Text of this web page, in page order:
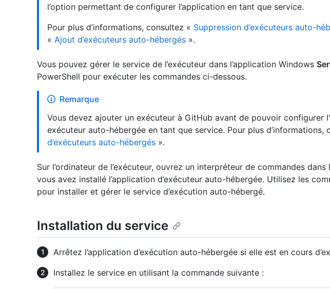
l’option permettant de configurer l’application en tant que service.
Pour plus d’informations, consultez « Suppression d’exécuteurs auto-
« Ajout d’exécuteurs auto-hébergés ».
Vous pouvez gérer le service de l’exécuteur dans l’application Windows
PowerShell pour exécuter les commandes ci-dessous.
Remarque
Vous devez ajouter un exécuteur à GitHub avant de pouvoir configurer
exécuteur auto-hébergée en tant que service. Pour plus d’informations,
d’exécuteurs auto-hébergés ».
Sur l’ordinateur de l’exécuteur, ouvrez un interpréteur de commandes
vous avez installé l’application d’exécuteur auto-hébergée. Utilisez les
pour installer et gérer le service d’exécution auto-hébergé.
Installation du service
Arrêtez l’application d’exécution auto-hébergée si elle est en cours
Installez le service en utilisant la commande suivante :